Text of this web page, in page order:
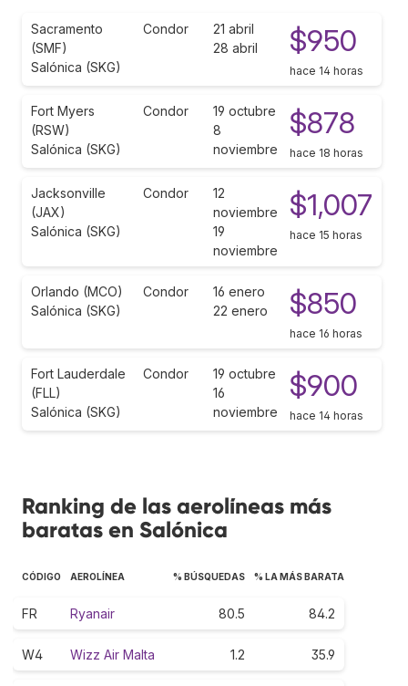
Sacramento
(SMF)
Salónica (SKG)
Condor
21 abril
28 abril
$950
hace 14 horas
Fort Myers
(RSW)
Salónica (SKG)
Condor
19 octubre
8
noviembre
$878
hace 18 horas
Jacksonville
(JAX)
Salónica (SKG)
Condor
12
noviembre
19
noviembre
$1,007
hace 15 horas
Orlando (MCO)
Salónica (SKG)
Condor
16 enero
22 enero
$850
hace 16 horas
Fort Lauderdale
(FLL)
Salónica (SKG)
Condor
19 octubre
16
noviembre
$900
hace 14 horas
Ranking de las aerolíneas más
baratas en Salónica
CÓDIGO AEROLÍNEA % BÚSQUEDAS % LA MÁS BARATA
FR Ryanair 80.5 84.2
W4 Wizz Air Malta 1.2 35.9